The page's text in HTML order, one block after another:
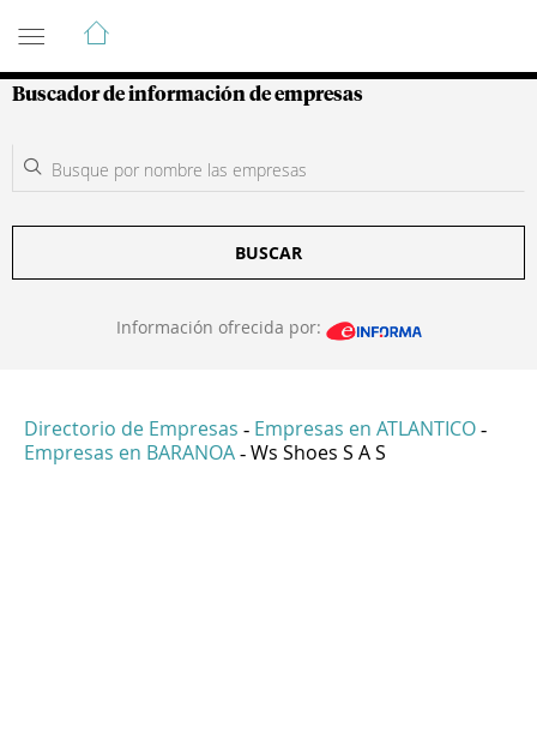
Guía de Empresas Colombianas
Buscador de información de empresas
BUSCAR
Información ofrecida por:
Directorio de Empresas - Empresas en ATLANTICO -
Empresas en BARANOA - Ws Shoes S A S